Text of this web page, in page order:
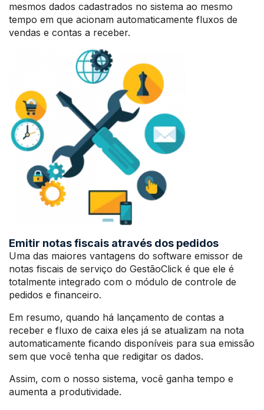
mesmos dados cadastrados no sistema ao mesmo
tempo em que acionam automaticamente fluxos de
vendas e contas a receber.
Emitir notas fiscais através dos pedidos
Uma das maiores vantagens do software emissor de
notas fiscais de serviço do GestãoClick é que ele é
totalmente integrado com o módulo de controle de
pedidos e financeiro.
Em resumo, quando há lançamento de contas a
receber e fluxo de caixa eles já se atualizam na nota
automaticamente ficando disponíveis para sua emissão
sem que você tenha que redigitar os dados.
Assim, com o nosso sistema, você ganha tempo e
aumenta a produtividade.